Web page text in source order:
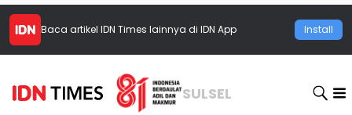
Baca artikel IDN Times lainnya di IDN App Install
SULSEL